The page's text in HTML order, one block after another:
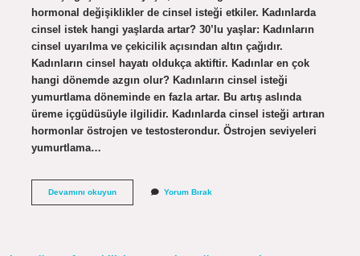
hormonal değişiklikler de cinsel isteği etkiler. Kadınlarda
cinsel istek hangi yaşlarda artar? 30’lu yaşlar: Kadınların
cinsel uyarılma ve çekicilik açısından altın çağıdır.
Kadınların cinsel hayatı oldukça aktiftir. Kadınlar en çok
hangi dönemde azgın olur? Kadınların cinsel isteği
yumurtlama döneminde en fazla artar. Bu artış aslında
üreme içgüdüsüyle ilgilidir. Kadınlarda cinsel isteği artıran
hormonlar östrojen ve testosterondur. Östrojen seviyeleri
yumurtlama…
Devamını okuyun40
Yorum Bırak